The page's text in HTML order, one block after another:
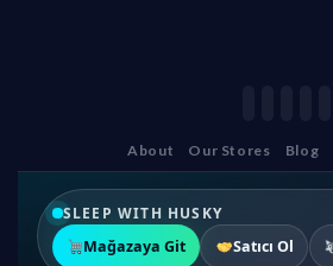
About Our Stores Blog
SLEEP WITH HUSKY
Mağazaya Git
Satıcı Ol